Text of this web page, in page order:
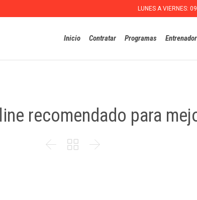
LUNES A VIERNES:
Inicio Contratar Programas
recomendado para
  